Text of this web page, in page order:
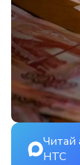
Читай
НТС